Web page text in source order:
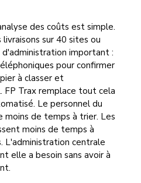
des coûts est simple.
sur 40 sites ou
important :
pour confirmer
à classer et
FP Trax remplace tout cela
Le personnel du
moins de temps à trier. Les
moins de temps à
L'administration centrale
elle a besoin sans avoir à